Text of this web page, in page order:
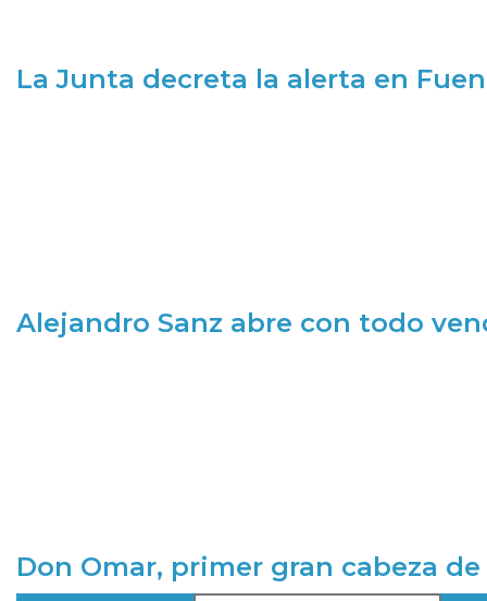
La Junta decreta la alerta en
Alejandro Sanz abre con todo
Don Omar, primer gran cabeza